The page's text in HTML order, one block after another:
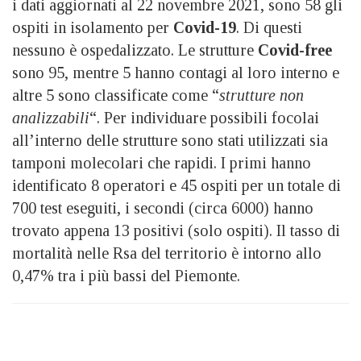
i dati aggiornati al 22 novembre 2021, sono 58 gli
ospiti in isolamento per Covid-19. Di questi
nessuno è ospedalizzato. Le strutture Covid-free
sono 95, mentre 5 hanno contagi al loro interno e
altre 5 sono classificate come “strutture non
analizzabili“. Per individuare possibili focolai
all’interno delle strutture sono stati utilizzati sia
tamponi molecolari che rapidi. I primi hanno
identificato 8 operatori e 45 ospiti per un totale di
700 test eseguiti, i secondi (circa 6000) hanno
trovato appena 13 positivi (solo ospiti). Il tasso di
mortalità nelle Rsa del territorio è intorno allo
0,47% tra i più bassi del Piemonte.